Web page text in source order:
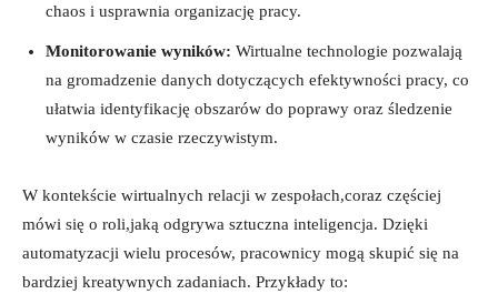
chaos⁣ i usprawnia organizację pracy.
Monitorowanie ‌wyników: Wirtualne technologie⁤ pozwalają ​
na gromadzenie danych dotyczących efektywności pracy, co
ułatwia identyfikację obszarów do poprawy oraz śledzenie
wyników w czasie rzeczywistym.
W kontekście wirtualnych relacji w zespołach,coraz częściej
mówi się o roli,jaką odgrywa ​sztuczna inteligencja. Dzięki
automatyzacji wielu procesów, pracownicy mogą ‍skupić się na
bardziej kreatywnych zadaniach. Przykłady to: